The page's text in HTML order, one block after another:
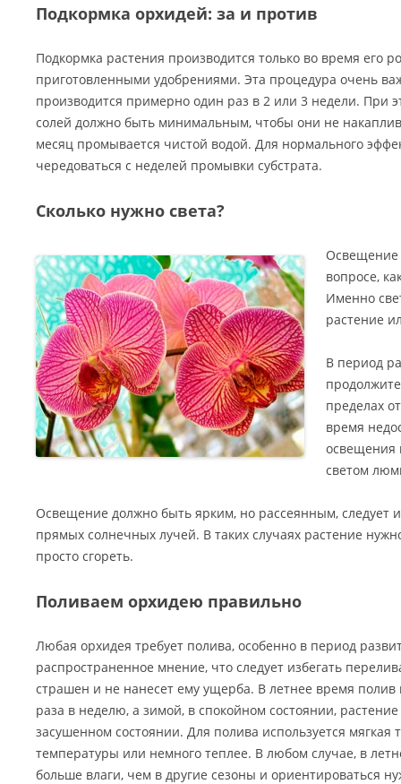
Подкормка орхидей: за и против
Подкормка растения производится только во время его
приготовленными удобрениями. Эта процедура очень
производится примерно один раз в 2 или 3 недели. При
солей должно быть минимальным, чтобы они не
месяц промывается чистой водой. Для нормального
чередоваться с неделей промывки субстрата.
Сколько нужно света?
Освещение
вопросе,
Именно
растение
В период
пределах
время
освещения
светом
Освещение должно быть ярким, но рассеянным, следует
прямых солнечных лучей. В таких случаях растение
просто сгореть.
Поливаем орхидею правильно
Любая орхидея требует полива, особенно в период
распространенное мнение, что следует избегать
страшен и не нанесет ему ущерба. В летнее время
раза в неделю, а зимой, в спокойном состоянии, растение
засушенном состоянии. Для полива используется мягкая
температуры или немного теплее. В любом случае, в
больше влаги, чем в другие сезоны и ориентироваться